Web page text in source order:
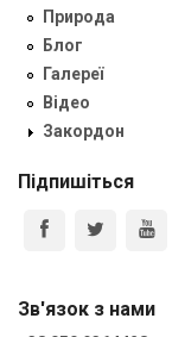
Природа
Блог
Галереї
Відео
Закордон
Підпишіться
Зв'язок з нами